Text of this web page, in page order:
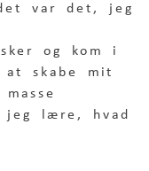
var det, jeg
og kom i
at skabe mit
jeg lære, hvad